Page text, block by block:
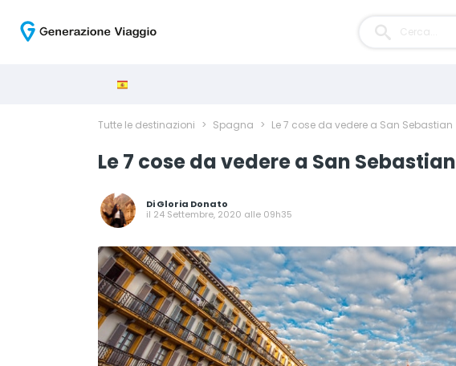
Tutte le destinazioni > Spagna > Le 7 cose da vedere a San Sebastian
Le 7 cose da vedere a San Sebastian
DiGloria Donato
il 24 Settembre, 2020 alle 09h35